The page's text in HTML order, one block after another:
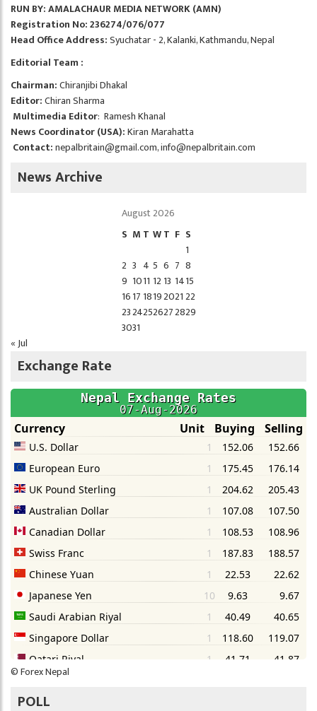
RUN BY: AMALACHAUR MEDIA NETWORK (AMN)
Registration No: 236274/076/077
Head Office Address:Syuchatar - 2, Kalanki, Kathmandu, Nepal
Editorial Team :
Chairman:Chiranjibi Dhakal
Editor:Chiran Sharma
Multimedia Editor: Ramesh Khanal
News Coordinator (USA):Kiran Marahatta
Contact:nepalbritain@gmail.com,info@nepalbritain.com
News Archive
August 2026
S M T WT F S
1
2 3 4 5 6 7 8
9 1011 12 13 1415
1617 1819202122
23242526272829
3031
« Jul
Exchange Rate
©Forex Nepal
POLL